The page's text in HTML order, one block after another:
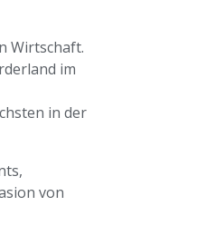
Wirtschaft.
im
in der
von